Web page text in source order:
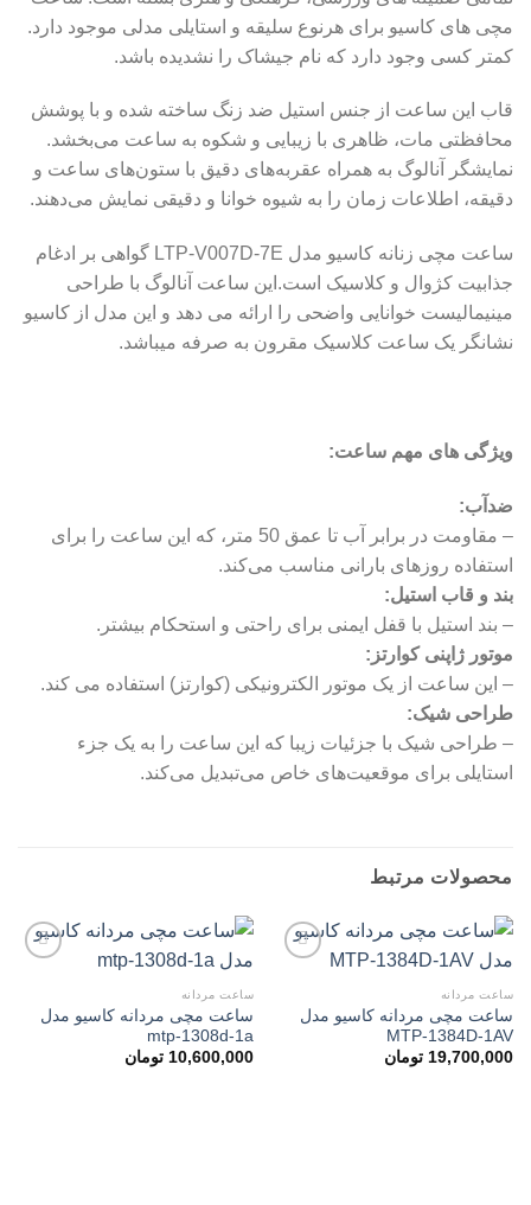
مچی های کاسیو برای هرنوع سلیقه و استایلی مدلی موجود دارد.
کمتر کسی وجود دارد که نام جیشاک را نشدیده باشد.
قاب این ساعت از جنس استیل ضد زنگ ساخته شده و با پوشش
محافظتی مات، ظاهری با زیبایی و شکوه به ساعت می‌بخشد.
نمایشگر آنالوگ به همراه عقربه‌های دقیق با ستون‌های ساعت و
دقیقه، اطلاعات زمان را به شیوه خوانا و دقیقی نمایش می‌دهند.
ساعت مچی زنانه کاسیو مدل LTP-V007D-7E گواهی بر ادغام
جذابیت کژوال و کلاسیک است.این ساعت آنالوگ با طراحی
مینیمالیست خوانایی واضحی را ارائه می دهد و این مدل از کاسیو
نشانگر یک ساعت کلاسیک مقرون به صرفه میباشد.
ویژگی های مهم ساعت:
ضدآب:
– مقاومت در برابر آب تا عمق 50 متر، که این ساعت را برای
استفاده روزهای بارانی مناسب می‌کند.
بند و قاب استیل:
– بند استیل با قفل ایمنی برای راحتی و استحکام بیشتر.
موتور ژاپنی کوارتز:
– این ساعت از یک موتور الکترونیکی (کوارتز) استفاده می کند.
طراحی شیک:
– طراحی شیک با جزئیات زیبا که این ساعت را به یک جزء
استایلی برای موقعیت‌های خاص می‌تبدیل می‌کند.
محصولات مرتبط
افزودن
ساعت مردانه
ساعت مچی مردانه کاسیو مدل
MTP-1384D-1AV
19,700,000 تومان
افزودن
ساعت مردانه
ساعت مچی مردانه کاسیو مدل
mtp-1308d-1a
10,600,000 تومان